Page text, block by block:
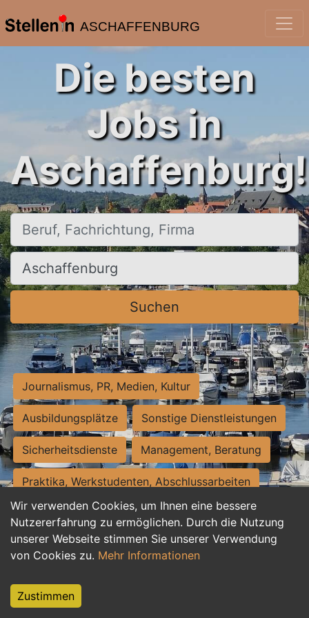
ASCHAFFENBURG
Wir verwenden Cookies, um Ihnen eine bessere
Nutzererfahrung zu ermöglichen. Durch die Nutzung
unserer Webseite stimmen Sie unserer Verwendung
von Cookies zu. Mehr Informationen
Zustimmen
Die besten
Jobs in
Aschaffenburg!
Beruf, Fachrichtung, Firma
Ort, Stadt
Suchen
Journalismus, PR, Medien, Kultur
Ausbildungsplätze Sonstige Dienstleistungen
Sicherheitsdienste Management, Beratung
Praktika, Werkstudenten, Abschlussarbeiten
Personalwesen Assistenz, Sekretariat
Hilfskräfte, Aushilfs- und Nebenjobs
Weiterbildung, Studium, duale Ausbildung